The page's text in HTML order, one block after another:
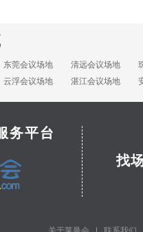
东莞会议场地 清远会议场地
云浮会议场地 湛江会议场地
务平台
找